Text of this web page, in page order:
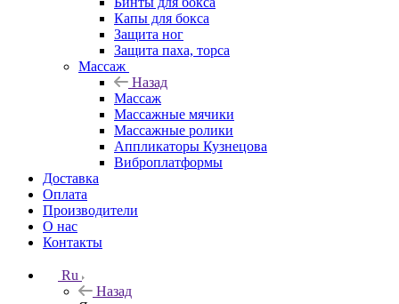
Капы для бокса
Защита ног
Защита паха, торса
Массаж
Назад
Массаж
Массажные мячики
Массажные ролики
Аппликаторы Кузнецова
Виброплатформы
Доставка
Оплата
Производители
О нас
Контакты
Ru
Назад